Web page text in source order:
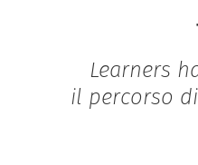
Learners
il percorso